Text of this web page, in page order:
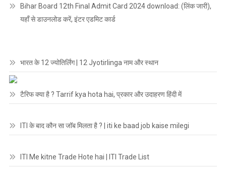
Bihar Board 12th Final Admit Card 2024 download: (लिंक जारी),
यहाँ से डाउनलोड करें, इंटर एडमिट कार्ड
भारत के 12 ज्योतिर्लिंग | 12 Jyotirlinga नाम और स्थान
टैरिफ क्या है ? Tarrif kya hota hai, प्रकार और उदाहरण हिंदी में
ITI के बाद कौन सा जॉब मिलता है ? | iti ke baad job kaise milegi
ITI Me kitne Trade Hote hai | ITI Trade List